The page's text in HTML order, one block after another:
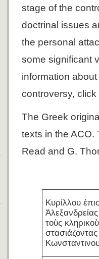
stage of the
doctrinal issues
the personal
some significant
information
controversy, click
The Greek
texts in the ACO.
Read and G.
Κυρίλλου
τοὺς